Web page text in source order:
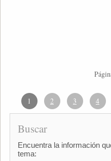
1 2 3 4
Buscar
Encuentra la información
tema: